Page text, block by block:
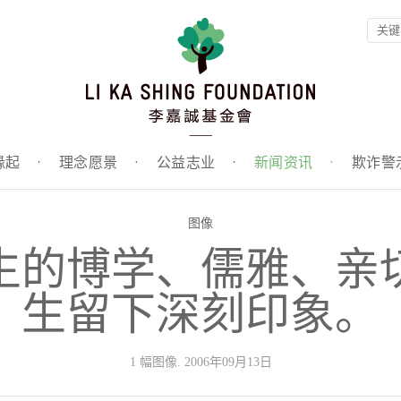
起 · 理念愿景 · 公益志业 · 新闻资讯 · 欺诈警
图像
的博学、儒雅、亲
生留下深刻印象。
1 幅图像. 2006年09月13日